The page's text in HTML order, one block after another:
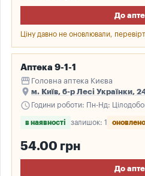
До
Ціну давно не оновлювали,
Аптека 9-1-1
storefront Головна аптека Києва
place м. Київ, б-р Лесі Українки,
schedule Години роботи: Пн-Нд:
в наявності залишок: 1
54.00 грн
До